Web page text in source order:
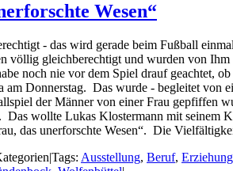
Wesen“
- das wird gerade beim Fußball
völlig gleichberechtigt und wurden von
noch nie vor dem Spiel drauf geachtet,
Donnerstag. Das wurde - begleitet
der Männer von einer Frau
wollte Lukas Klostermann mit seinem
das unerforschte Wesen“. Die
|Tags: Ausstellung, Beruf, Erziehung